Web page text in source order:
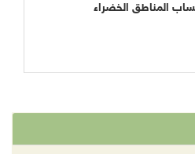
المناطق الخضراء